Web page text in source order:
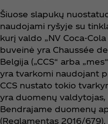
Šiuose slapukų
naudojami ryšyje su
kurį valdo „NV
buveinė yra Chaussée
Belgija („CCS“ arba
yra tvarkomi naudojant
CCS nustato tokio
yra duomenų
Bendrajame duomenų
(Reglamentas 2016/679).